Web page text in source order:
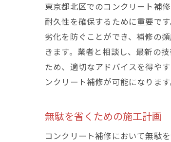
東京都北区でのコンクリート補
耐久性を確保するために重要で
劣化を防ぐことができ、補修の
きます。業者と相談し、最新の
ため、適切なアドバイスを得や
ンクリート補修が可能になります
無駄を省くための施工計画
コンクリート補修において無駄